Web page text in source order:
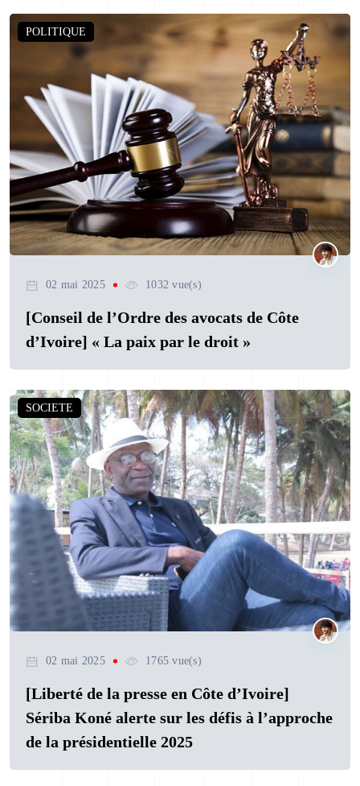
POLITIQUE
02 mai 2025 1032 vue(s)
[Conseil de l’Ordre des avocats de Côte
d’Ivoire] « La paix par le droit »
SOCIETE
02 mai 2025 1765 vue(s)
[Liberté de la presse en Côte d’Ivoire]
Sériba Koné alerte sur les défis à l’approche
de la présidentielle 2025